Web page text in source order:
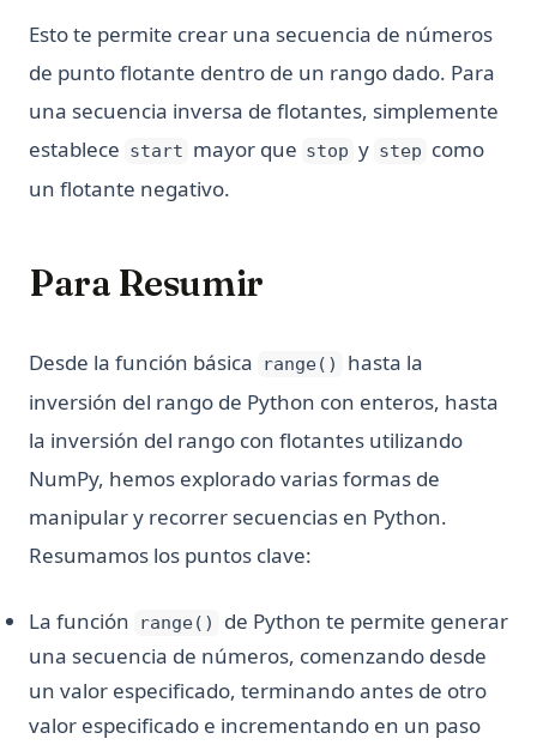
Esto te permite crear una secuencia de números
de punto flotante dentro de un rango dado. Para
una secuencia inversa de flotantes, simplemente
establece start mayor que stop y step como
un flotante negativo.
Para Resumir
Desde la función básica range()
hasta la
inversión del rango de Python con enteros, hasta
la inversión del rango con flotantes utilizando
NumPy, hemos explorado varias formas de
manipular y recorrer secuencias en Python.
Resumamos los puntos clave:
La función range()
de Python te permite generar
una secuencia de números, comenzando desde
un valor especificado, terminando antes de otro
valor especificado e incrementando en un paso